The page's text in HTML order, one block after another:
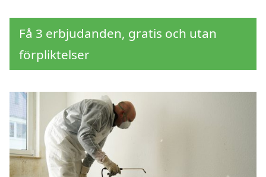
Få 3 erbjudanden, gratis och utan
förpliktelser